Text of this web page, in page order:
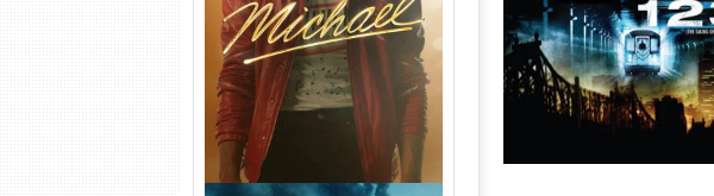
DL 1080p/4K Dual Áudio